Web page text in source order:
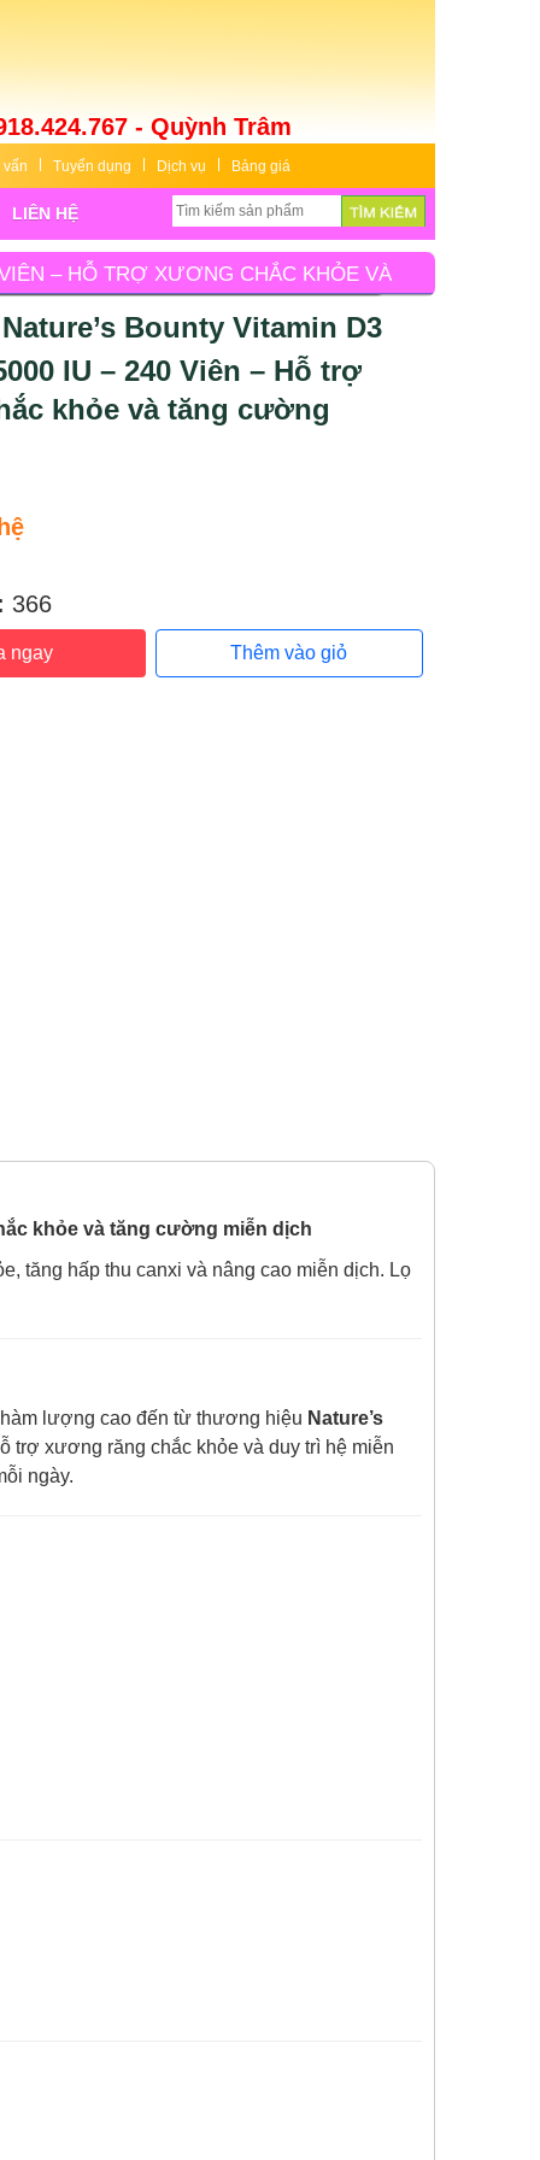
- Quỳnh Trâm
vấn Tuyển dụng Dịch vụ Bảng giá
LIÊN HỆ
– HỖ TRỢ XƯƠNG CHẮC KHỎE VÀ
Bounty Vitamin D3
IU – 240 Viên – Hỗ trợ
khỏe và tăng cường
366
ngay Thêm vào giỏ
khỏe và tăng cường miễn dịch
tăng hấp thu canxi và nâng cao miễn dịch. Lọ
lượng cao đến từ thương hiệu Nature’s
trợ xương răng chắc khỏe và duy trì hệ miễn
ngày.